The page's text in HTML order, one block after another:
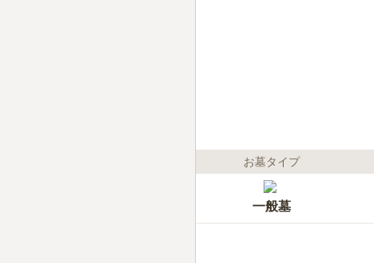
お墓タイプ
一般墓